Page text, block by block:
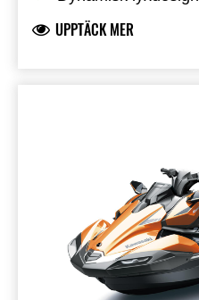
UPPTÄCK MER